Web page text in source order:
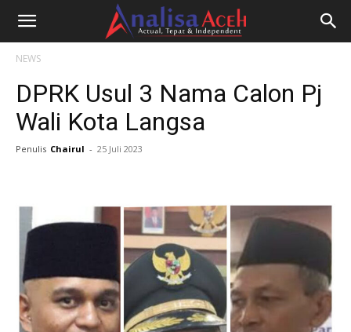
NEWS
DPRK Usul 3 Nama Calon Pj
Wali Kota Langsa
Penulis Chairul - 25 Juli 2023